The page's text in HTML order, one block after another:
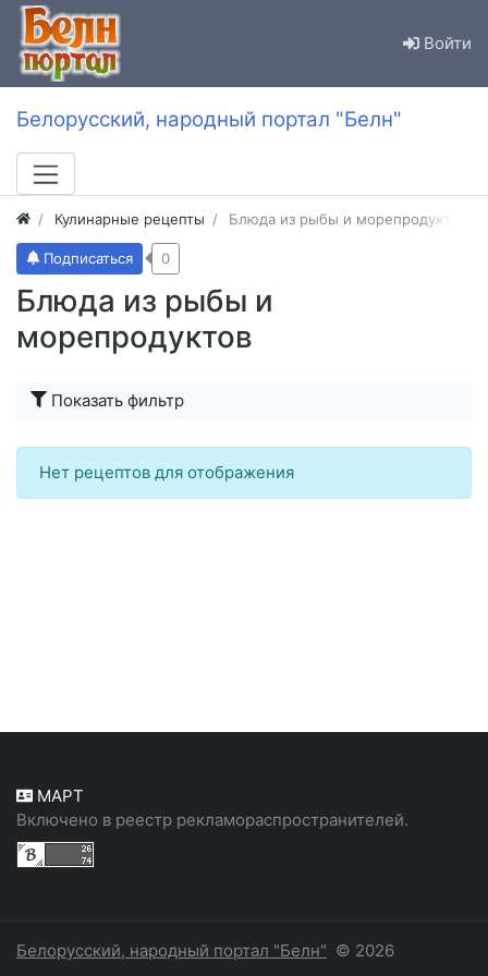
Войти
Белорусский, народный портал "Белн"
Кулинарные рецепты Блюда из рыбы и морепродуктов
Блюда из рыбы и
морепродуктов
Подписаться 0
Показать фильтр
Нет рецептов для отображения
МАРТ
Включено в реестр рекламораспространителей.
Белорусский, народный портал "Белн" © 2026